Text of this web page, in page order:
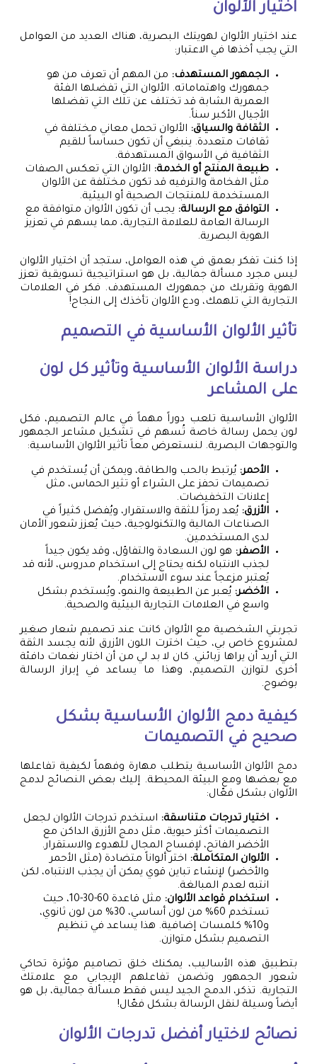
اختيار الألوان
عند اختيار الألوان لهويتك البصرية، هناك العديد من العوامل
التي يجب أخذها في الاعتبار:
الجمهور المستهدف: من المهم أن تعرف من هو
جمهورك واهتماماته. الألوان التي تفضلها الفئة
العمرية الشابة قد تختلف عن تلك التي تفضلها
الأجيال الأكبر سناً.
الثقافة والسياق: الألوان تحمل معاني مختلفة في
ثقافات متعددة. ينبغي أن تكون حساساً للقيم
الثقافية في الأسواق المستهدفة.
طبيعة المنتج أو الخدمة: الألوان التي تعكس الصفات
مثل الفخامة والترفيه قد تكون مختلفة عن الألوان
المستخدمة للمنتجات الصحية أو البيئية.
التوافق مع الرسالة: يجب أن تكون الألوان متوافقة مع
الرسالة العامة للعلامة التجارية، مما يسهم في تعزيز
الهوية البصرية.
إذا كنت تفكر بعمق في هذه العوامل، ستجد أن اختيار الألوان
ليس مجرد مسألة جمالية، بل هو استراتيجية تسويقية تعزز
الهوية وتقربك من جمهورك المستهدف. فكر في العلامات
التجارية التي تلهمك، ودع الألوان تأخذك إلى النجاح!
تأثير الألوان الأساسية في التصميم
دراسة الألوان الأساسية وتأثير كل لون
على المشاعر
الألوان الأساسية تلعب دوراً مهماً في عالم التصميم، فكل
لون يحمل رسالة خاصة تُسهم في تشكيل مشاعر الجمهور
والتوجهات البصرية. لنستعرض معاً تأثير الألوان الأساسية:
الأحمر: يُرتبط بالحب والطاقة، ويمكن أن يُستخدم في
تصميمات تحفز على الشراء أو تثير الحماس، مثل
إعلانات التخفيضات.
الأزرق: يُعد رمزاً للثقة والاستقرار، ويُفضل كثيراً في
الصناعات المالية والتكنولوجية، حيث يُعزز شعور الأمان
لدى المستخدمين.
الأصفر: هو لون السعادة والتفاؤل، وقد يكون جيداً
لجذب الانتباه لكنه يحتاج إلى استخدام مدروس، لأنه قد
يُعتبر مزعجاً عند سوء الاستخدام.
الأخضر: يُعبر عن الطبيعة والنمو، ويُستخدم بشكل
واسع في العلامات التجارية البيئية والصحية.
تجربتي الشخصية مع الألوان كانت عند تصميم شعار صغير
لمشروع خاص بي، حيث اخترت اللون الأزرق لأنه يجسد الثقة
التي أريد أن يراها زبائني. كان لا بد لي من أن اختار نغمات دافئة
أخرى لتوازن التصميم، وهذا ما يساعد في إبراز الرسالة
بوضوح.
كيفية دمج الألوان الأساسية بشكل
صحيح في التصميمات
دمج الألوان الأساسية يتطلب مهارة وفهماً لكيفية تفاعلها
مع بعضها ومع البيئة المحيطة. إليك بعض النصائح لدمج
الألوان بشكل فعّال:
اختيار تدرجات متناسقة: استخدم تدرجات الألوان لجعل
التصميمات أكثر حيوية، مثل دمج الأزرق الداكن مع
الأخضر الفاتح، لإفساح المجال للهدوء والاستقرار.
الألوان المتكاملة: اختر ألواناً متضادة (مثل الأحمر
والأخضر) لإنشاء تباين قوي يمكن أن يجذب الانتباه، لكن
انتبه لعدم المبالغة.
استخدام قواعد الألوان:
مثل قاعدة 60-30-10، حيث
تستخدم 60% من لون أساسي، 30% من لون ثانوي،
و10% كلمسات إضافية. هذا يساعد في تنظيم
التصميم بشكل متوازن.
بتطبيق هذه الأساليب، يمكنك خلق تصاميم مؤثرة تحاكي
شعور الجمهور وتضمن تفاعلهم الإيجابي مع علامتك
التجارية. تذكر، الدمج الجيد ليس فقط مسألة جمالية، بل هو
أيضاً وسيلة لنقل الرسالة بشكل فعّال!
نصائح لاختيار أفضل تدرجات الألوان